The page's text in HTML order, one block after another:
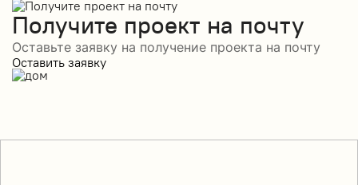
Получите проект на почту
Оставьте заявку на получение проекта на почту
Оставить заявку